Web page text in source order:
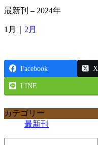
最新刊 – 2024年
1月｜ 2月
Facebook X
LINE
カテゴリー
最新刊